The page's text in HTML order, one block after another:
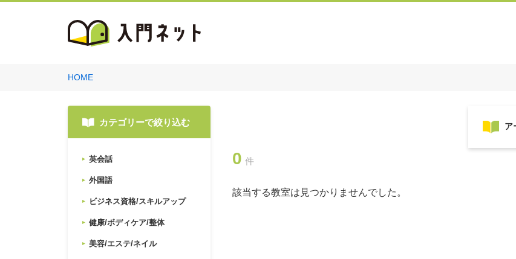
HOME
カテゴリーで絞り込む
英会話
外国語
ビジネス資格/スキルアップ
健康/ボディケア/整体
美容/エステ/ネイル
0 件
該当する教室は見つかりませんでした。